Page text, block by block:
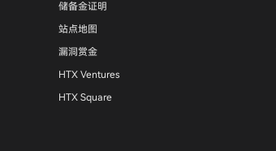
储备金证明
站点地图
漏洞赏金
HTX Ventures
HTX Square